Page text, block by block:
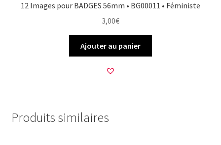
12 Images pour BADGES 56mm • BG00011 • Féministe
3,00€
Ajouter au panier
Produits similaires